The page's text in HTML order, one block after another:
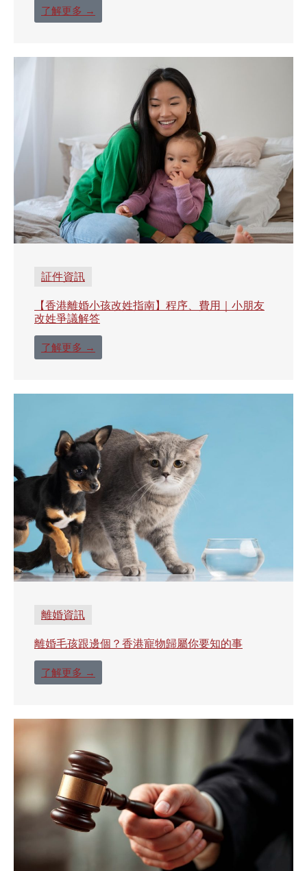
了解更多 →
証件資訊
【香港離婚小孩改姓指南】程序、費用｜小朋友
改姓爭議解答
了解更多 →
離婚資訊
離婚毛孩跟邊個？香港寵物歸屬你要知的事
了解更多 →